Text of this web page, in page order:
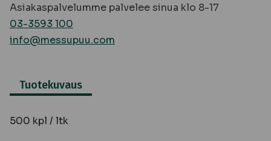
Asiakaspalvelumme palvelee sinua klo 8-17
03-3593 100
info@messupuu.com
Tuotekuvaus
500 kpl / ltk